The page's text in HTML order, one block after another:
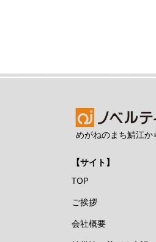
めがねのまち鯖江
【サイト】
TOP
ご挨拶
会社概要